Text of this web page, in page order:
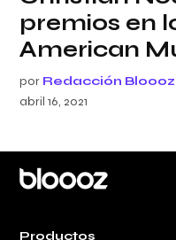
premios en
American
por Redacción Bloooz
abril 16, 2021
Productos